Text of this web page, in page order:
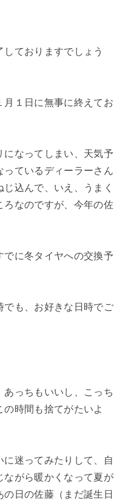
ておりますでしょう
月１日に無事に終えてお
になってしまい、天気予
っているディーラーさん
込んで、いえ、うまく
ろなのですが、今年の佐
でに冬タイヤへの交換予
でも、お好きな日時でご
あっちもいいし、こっち
の時間も捨てがたいよ
迷ってみたりして、自
ながら暖かくなって夏が
の日の佐藤（まだ誕生日